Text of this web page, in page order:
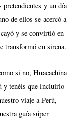
pretendientes y un día
de ellos se acercó a
y se convirtió en
transformó en sirena.
si no, Huacachina
y tenéis que incluirlo
viaje a Perú,
guía súper